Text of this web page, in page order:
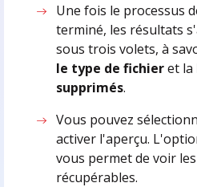
Une fois le processus
terminé, les résultats
sous trois volets, à
le type de fichieret la
supprimés.
Vous pouvez
activer l'aperçu.
vous permet de voir
récupérables.